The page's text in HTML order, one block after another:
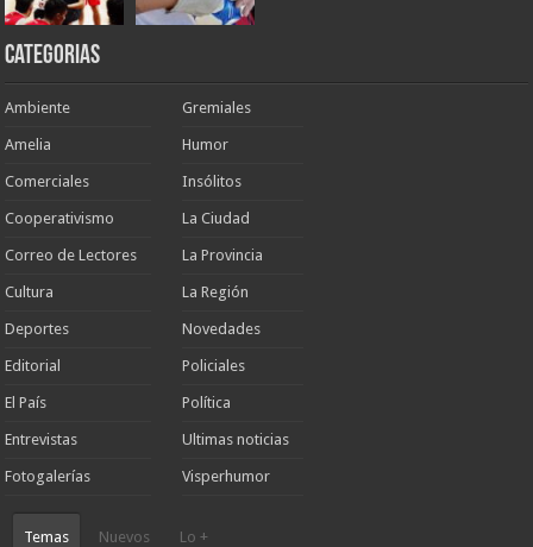
Categorias
Ambiente
Amelia
Comerciales
Cooperativismo
Correo de Lectores
Cultura
Deportes
Editorial
El País
Entrevistas
Fotogalerías
Gremiales
Humor
Insólitos
La Ciudad
La Provincia
La Región
Novedades
Policiales
Política
Ultimas noticias
Visperhumor
Temas Nuevos Lo +